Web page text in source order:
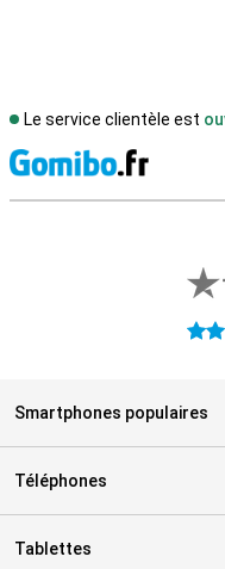
Le service clientèle est
4.6
Smartphones populaires
Téléphones
Tablettes